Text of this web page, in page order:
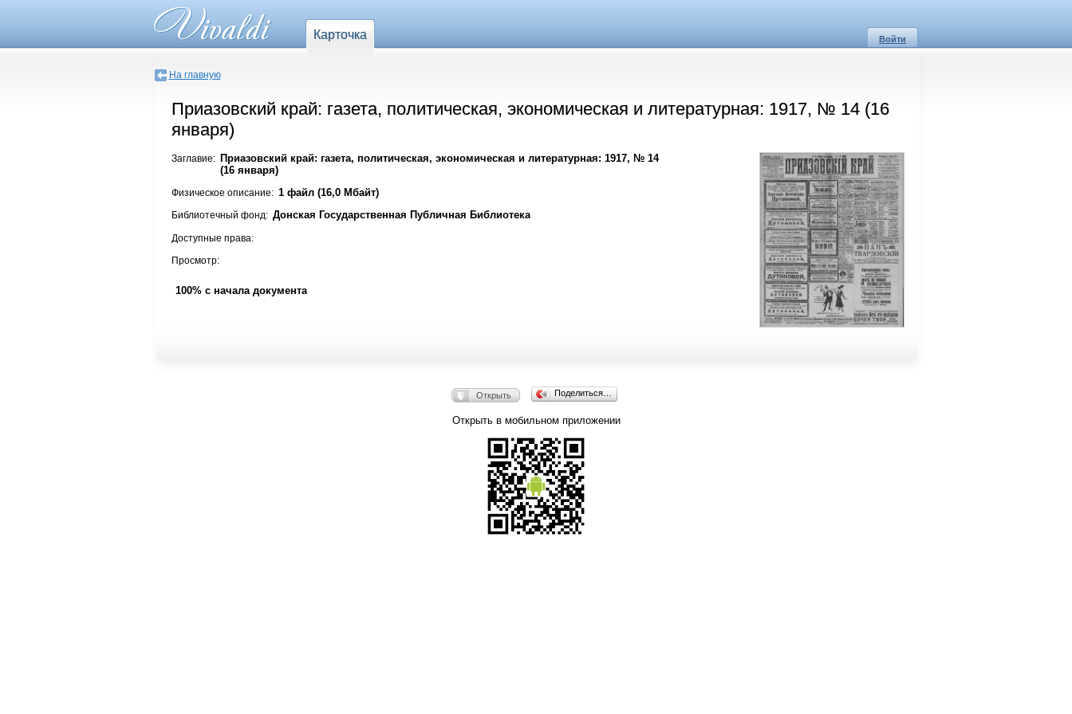
Карточка Войти
На главную
Приазовский край: газета, политическая, экономическая и литературная: 1917, № 14 (16
января)
Заглавие: Приазовский край: газета, политическая, экономическая и литературная: 1917, № 14
(16 января)
Физическое описание: 1 файл (16,0 Мбайт)
Библиотечный фонд: Донская Государственная Публичная Библиотека
Доступные права:
Просмотр:
100% с начала документа
Открыть Поделиться…
Открыть в мобильном приложении